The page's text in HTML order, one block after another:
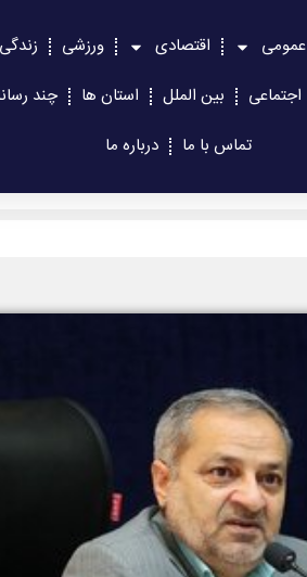
عمومی اقتصادی ورزشی
زندگی
اجتماعی بین الملل استان ها
چند
تماس با ما
درباره ما